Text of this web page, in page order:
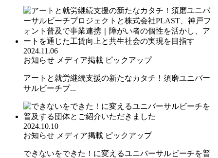
2024.11.06
お知らせ メディア掲載 ピックアップ
アートと就労継続支援の新たなカタチ！須磨ユニバー
サルビーチプ...
2024.10.10
お知らせ メディア掲載 ピックアップ
できないをできた！に変えるユニバーサルビーチを普